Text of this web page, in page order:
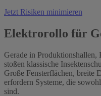
Jetzt Risiken minimieren
Elektrorollo für
Gerade in
stoßen klassische
Große Fensterflächen, breite
erfordern Systeme, die
sind.